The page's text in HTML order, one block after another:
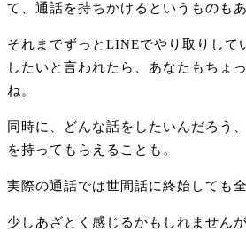
て、通話を持ちかけるというものもあ
それまでずっとLINEでやり取りして
したいと言われたら、あなたもちょ
ね。
同時に、どんな話をしたいんだろう
を持ってもらえることも。
実際の通話では世間話に終始しても
少しあざとく感じるかもしれません